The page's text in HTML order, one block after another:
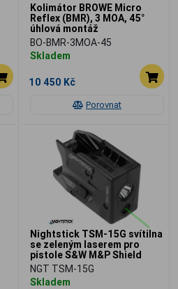
Porovnat
Kolimátor BROWE Micro
Reflex (BMR), 3 MOA, 45°
úhlová montáž
BO-BMR-3MOA-45
Skladem
10 450 Kč
Nightstick TSM-15G svítilna
se zeleným laserem pro
pistole S&W M&P Shield
NGT TSM-15G
Skladem